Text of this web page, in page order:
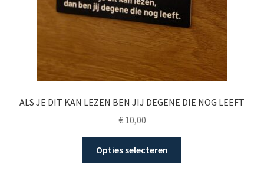
ALS JE DIT KAN LEZEN BEN JIJ DEGENE DIE NOG LEEFT
€10,00
Opties selecteren